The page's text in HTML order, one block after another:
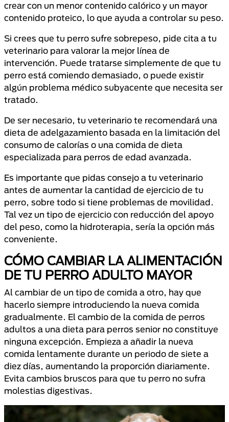
crear con un menor contenido calórico y un mayor
contenido proteico, lo que ayuda a controlar su peso.
Si crees que tu perro sufre sobrepeso, pide cita a tu
veterinario para valorar la mejor línea de
intervención. Puede tratarse simplemente de que tu
perro está comiendo demasiado, o puede existir
algún problema médico subyacente que necesita ser
tratado.
De ser necesario, tu veterinario te recomendará una
dieta de adelgazamiento basada en la limitación del
consumo de calorías o una comida de dieta
especializada para perros de edad avanzada.
Es importante que pidas consejo a tu veterinario
antes de aumentar la cantidad de ejercicio de tu
perro, sobre todo si tiene problemas de movilidad.
Tal vez un tipo de ejercicio con reducción del apoyo
del peso, como la hidroterapia, sería la opción más
conveniente.
CÓMO CAMBIAR LA ALIMENTACIÓN
DE TU PERRO ADULTO MAYOR
Al cambiar de un tipo de comida a otro, hay que
hacerlo siempre introduciendo la nueva comida
gradualmente. El cambio de la comida de perros
adultos a una dieta para perros senior no constituye
ninguna excepción. Empieza a añadir la nueva
comida lentamente durante un periodo de siete a
diez días, aumentando la proporción diariamente.
Evita cambios bruscos para que tu perro no sufra
molestias digestivas.